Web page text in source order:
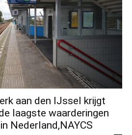
aan den IJssel krijgt
laagste waarderingen
Nederland,NAYCS